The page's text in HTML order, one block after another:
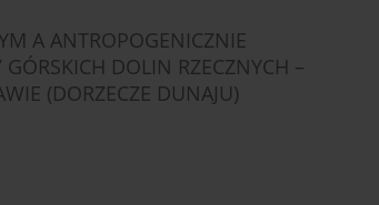
A ANTROPOGENICZNIE
GÓRSKICH DOLIN RZECZNYCH –
(DORZECZE DUNAJU)